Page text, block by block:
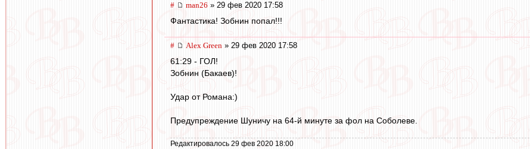
# man26 » 29 фев 2020 17:58
Фантастика! Зобнин попал!!!
# Alex Green » 29 фев 2020 17:58
61:29 - ГОЛ!
Зобнин (Бакаев)!
Удар от Романа:)
Предупреждение Шуничу на 64-й минуте за фол на Соболеве.
Редактировалось 29 фев 2020 18:00